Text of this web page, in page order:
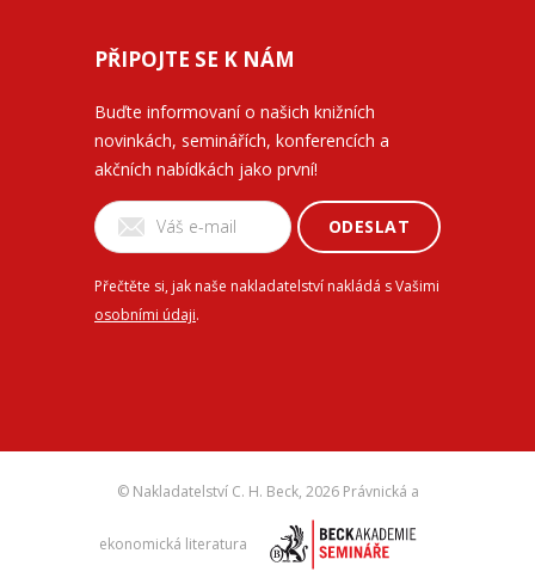
PŘIPOJTE SE K NÁM
Buďte informovaní o našich knižních
novinkách, seminářích, konferencích a
akčních nabídkách jako první!
ODESLAT
Přečtěte si, jak naše nakladatelství nakládá s Vašimi
osobními údaji.
© Nakladatelství C. H. Beck, 2026 Právnická a
ekonomická literatura